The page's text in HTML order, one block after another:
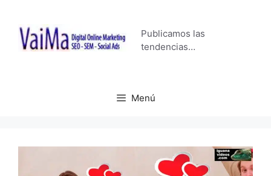
contenido
Publicamos las
tendencias…
Menú